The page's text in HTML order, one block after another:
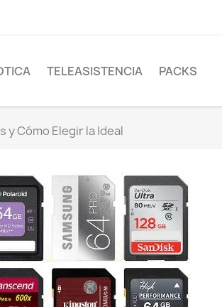
TELEASISTENCIA PACKS
y Cómo Elegir la Ideal